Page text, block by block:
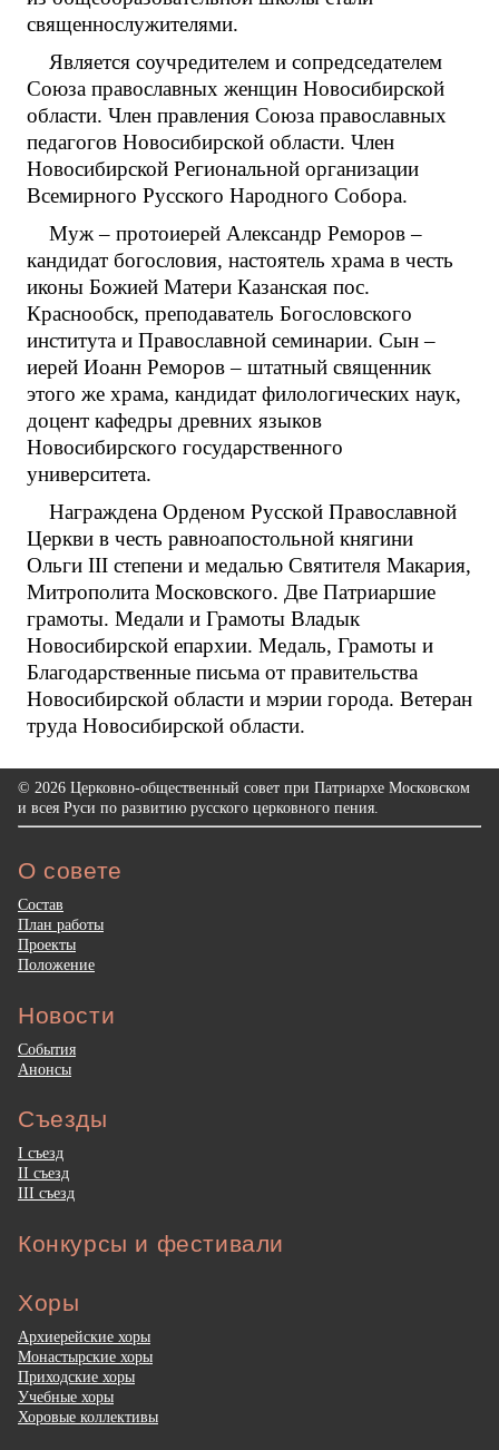
священнослужителями.
Является соучредителем и сопредседателем
Союза православных женщин Новосибирской
области. Член правления Союза православных
педагогов Новосибирской области. Член
Новосибирской Региональной организации
Всемирного Русского Народного Собора.
Муж – протоиерей Александр Реморов –
кандидат богословия, настоятель храма в честь
иконы Божией Матери Казанская пос.
Краснообск, преподаватель Богословского
института и Православной семинарии. Сын –
иерей Иоанн Реморов – штатный священник
этого же храма, кандидат филологических наук,
доцент кафедры древних языков
Новосибирского государственного
университета.
Награждена Орденом Русской Православной
Церкви в честь равноапостольной княгини
Ольги III степени и медалью Святителя Макария,
Митрополита Московского. Две Патриаршие
грамоты. Медали и Грамоты Владык
Новосибирской епархии. Медаль, Грамоты и
Благодарственные письма от правительства
Новосибирской области и мэрии города. Ветеран
труда Новосибирской области.
© 2026 Церковно-общественный совет при Патриархе Московском
и всея Руси по развитию русского церковного пения.
О совете
Состав
План работы
Проекты
Положение
Новости
События
Анонсы
Съезды
I съезд
II съезд
III съезд
Конкурсы и фестивали
Хоры
Архиерейские хоры
Монастырские хоры
Приходские хоры
Учебные хоры
Хоровые коллективы